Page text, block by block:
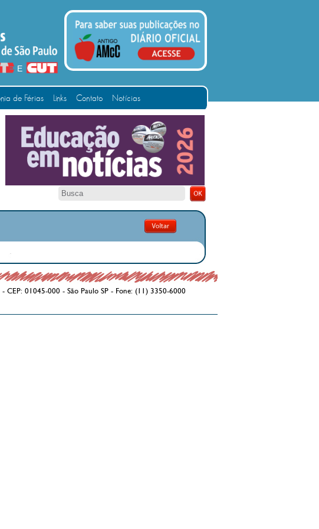
E
de Férias Links Contato Notícias
CEP: 01045-000 - São Paulo SP - Fone: (11) 3350-6000